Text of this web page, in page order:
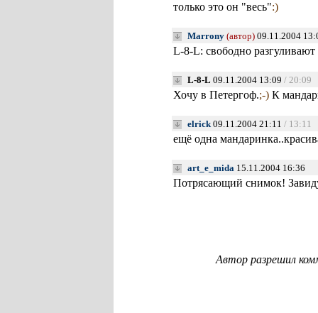
только это он "весь":)
Marrony (автор) 09.11.2004
L-8-L: свободно
L-8-L 09.11.2004 13:09 / 20:09
Хочу в Петергоф.;-) К
elrick09.11.2004 21:11 / 13:11
ещё одна
art_e_mida 15.11.2004 16:36
Потрясающий снимок!
Автор разрешил